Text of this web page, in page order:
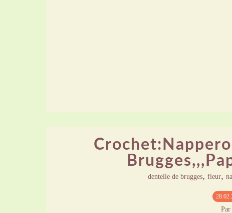
dentelle de brugges, fleur,